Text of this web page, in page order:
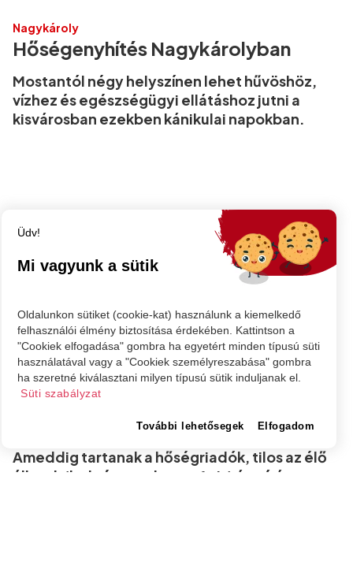
Nagykároly
Hőségenyhítés Nagykárolyban
Mostantól négy helyszínen lehet hűvöshöz,
vízhez és egészségügyi ellátáshoz jutni a
kisvárosban ezekben kánikulai napokban.
Nagykároly
Nagykárolyi piac: mit szabad és mit
nem kánikula idején
Ameddig tartanak a hőségriadók, tilos az élő
állatok (beleértve a baromfit is) árusítása - a
Üdv!
Mi vagyunk a sütik
Oldalunkon sütiket (cookie-kat) használunk a kiemelkedő
felhasználói élmény biztosítása érdekében. Kattintson a
"Cookiek elfogadása" gombra ha egyetért minden típusú süti
használatával vagy a "Cookiek személyreszabása" gombra
ha szeretné kiválasztani milyen típusú sütik induljanak el.
Süti szabályzat
További lehetősegek Elfogadom